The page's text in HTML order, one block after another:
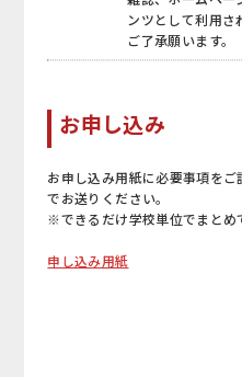
ンツとして利用さ
ご了承願います。
お申し込み
お申し込み用紙に必要事項を
でお送りください。
※できるだけ学校単位でまとめ
申し込み用紙